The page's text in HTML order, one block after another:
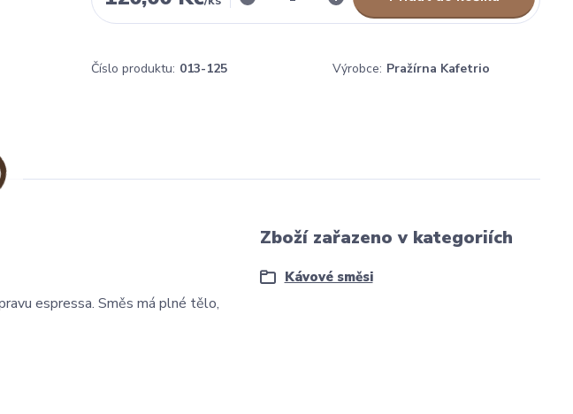
Číslo produktu: 013-125 Výrobce: Pražírna Kafetrio
espressa. Směs má plné tělo,
Zboží zařazeno v kategoriích
Kávové směsi